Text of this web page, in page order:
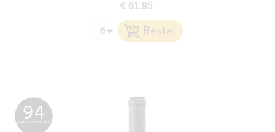
€ 61,95
94
JAMES SUCKLING